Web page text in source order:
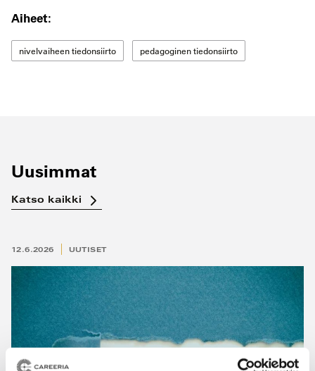
Aiheet:
nivelvaiheen tiedonsiirto pedagoginen tiedonsiirto
Uusimmat
Katso kaikki
12.6.2026 UUTISET